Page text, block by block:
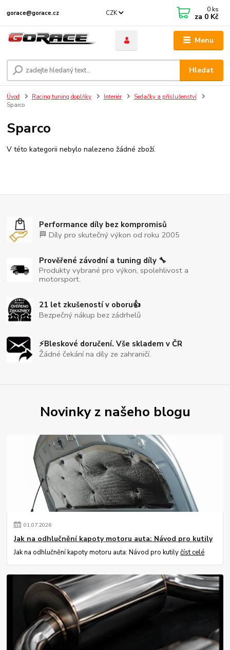
Menu
CZK
Hledat
gorace@gorace.cz 0 ks
za 0 Kč
Úvod Racing tuning doplňky Interiér
Sedačky a příslušenství
Sparco
Sparco
V této kategorii nebylo nalezeno žádné zboží.
Performance díly bez kompromisů
🏁 Díly pro skutečný výkon od roku 2005
Prověřené závodní a tuning díly 🔧
Produkty vybrané pro výkon, spolehlivost a
motorsport.
21 let zkušeností v oboru👍
Bezpečný nákup bez zádrhelů
⚡Bleskové doručení. Vše skladem v ČR
Žádné čekání na díly ze zahraničí.
Novinky z našeho blogu
01.07.2026
Jak na odhlučnění kapoty motoru auta: Návod pro kutily
Jak na odhlučnění kapoty motoru auta: Návod pro kutilyčíst celé